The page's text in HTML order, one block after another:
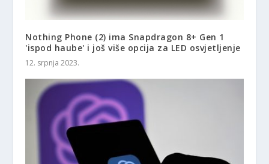
Nothing Phone (2) ima Snapdragon 8+ Gen 1
'ispod haube' i još više opcija za LED osvjetljenje
12. srpnja 2023.